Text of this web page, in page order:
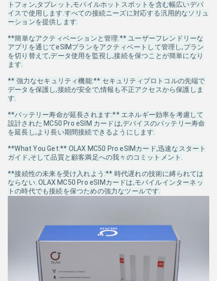
トフォン,タブレット,モバイルホットスポットを含む幅広いデバ
イスで使用します.すべての接続ニーズに対応する汎用的なソリュ
ーションを提供します.
**簡単なアクティベーションと管理:** ユーザーフレンドリーな
アプリを通じてeSIMプランをアクティベートして管理し,プラン
を切り替えて,データ使用を監視し,接続を保つことが簡単になり
ます.
** 強力なセキュリティ機能:** セキュリティプロトコルの先端で
データを保護し,接続が安全で,情報も不正アクセスから保護しま
す.
**バッテリー寿命が延長されます:** エネルギー効率を考慮して
設計された MC50 Pro eSIM カードは,デバイスのバッテリー寿命
を延長し,より長い期間接続できるようにします.
**What You Get:** OLAX MC50 Pro eSIMカード,迅速なスタート
ガイド,そして品質と顧客満足への我々のコミットメント.
**接続性の未来を受け入れよう:** 時代遅れの技術に縛られては
ならない. OLAX MC50 Pro eSIMカードは,モバイルインターネッ
トの時代でも接続を保つための強力なツールです.